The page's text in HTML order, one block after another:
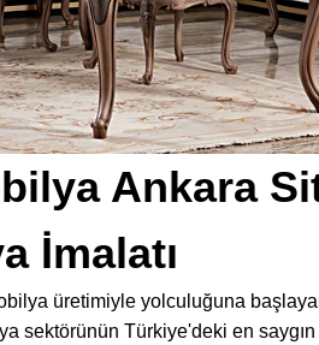
Ankara
İmalatı
üretimiyle yolculuğuna
sektörünün Türkiye'deki en